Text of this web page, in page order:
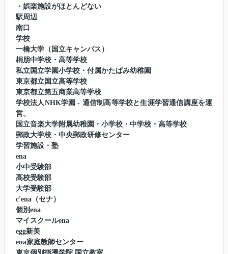
・娯楽施設がほとんどない
駅周辺
南口
学校
一橋大学（国立キャンパス）
桐朋中学校・高等学校
私立国立学園小学校・付属かたばみ幼稚園
東京都立国立高等学校
東京都立第五商業高等学校
学校法人NHK学園 ‐ 通信制高等学校と生涯学習通信講座を運
営。
国立音楽大学附属幼稚園・小学校・中学校・高等学校
郵政大学校・中央郵政研修センター
学習施設・塾
ena
小中受験部
高校受験部
大学受験部
c'ena（セナ）
個別ena
マイスクールena
egg新美
ena家庭教師センター